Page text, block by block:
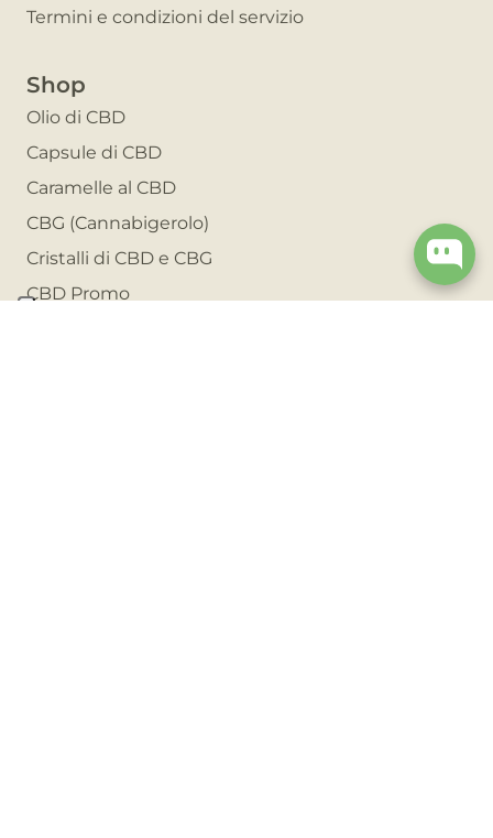
Termini e condizioni del servizio
Shop
Olio di CBD
Capsule di CBD
Caramelle al CBD
CBG (Cannabigerolo)
Cristalli di CBD e CBG
CBD Promo